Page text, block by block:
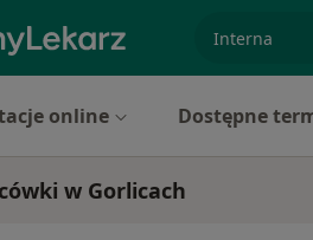
online Dostępne
w Gorlicach